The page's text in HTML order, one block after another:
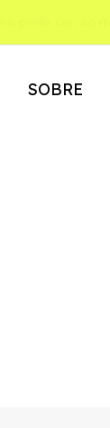
SOBRE